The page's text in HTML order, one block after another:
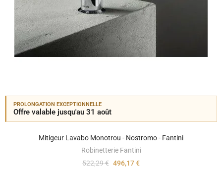
PROLONGATION EXCEPTIONNELLE
Offre valable jusqu'au 31 août
Mitigeur Lavabo Monotrou - Nostromo - Fantini
Robinetterie Fantini
522,29 € 496,17 €